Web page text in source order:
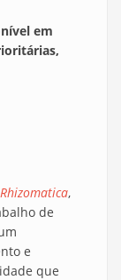
em
Rhizomatica,
de
e
que